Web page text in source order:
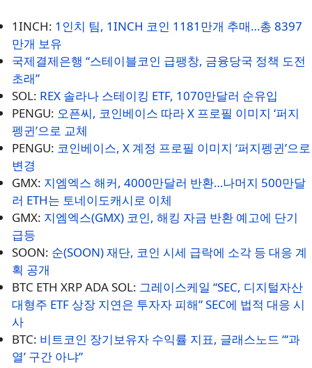
1INCH: 1인치 팀, 1INCH 코인 1181만개 추매…총 8397
만개 보유
국제결제은행 “스테이블코인 급팽창, 금융당국 정책 도전
초래”
SOL: REX 솔라나 스테이킹 ETF, 1070만달러 순유입
PENGU: 오픈씨, 코인베이스 따라 X 프로필 이미지 ‘퍼지
펭귄’으로 교체
PENGU: 코인베이스, X 계정 프로필 이미지 ‘퍼지펭귄’으로
변경
GMX: 지엠엑스 해커, 4000만달러 반환…나머지 500만달
러 ETH는 토네이도캐시로 이체
GMX: 지엠엑스(GMX) 코인, 해킹 자금 반환 예고에 단기
급등
SOON: 순(SOON) 재단, 코인 시세 급락에 소각 등 대응 계
획 공개
BTC ETH XRP ADA SOL: 그레이스케일 “SEC, 디지털자산
대형주 ETF 상장 지연은 투자자 피해” SEC에 법적 대응 시
사
BTC: 비트코인 장기보유자 수익률 지표, 글래스노드 “‘과
열’ 구간 아냐”